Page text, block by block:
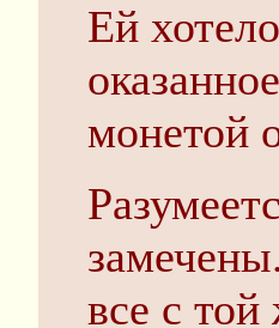
Ей
монетой
все с